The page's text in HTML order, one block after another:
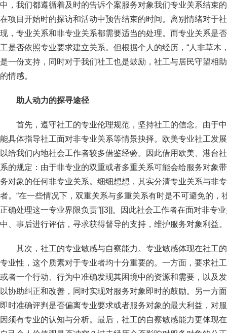
中，我们都遵循着及时的告诉个案服务对象我们专业关系结束
在项目开始时的探访和活动中预告结束的时间。离别情绪对于
现，专业关系和非专业关系都需要适当的处理。而专业关系是
工是否依照专业要求建立关系。但根据个人的经历，“人非草木
是一份支持，同时对于我们社工也是鼓励，社工与居民守望相
的情感。
助人动力的探寻途径
首先，遵守社工的专业伦理规范，坚持社工的信念。由于
能具体指导社工面对非专业关系等情景抉择。欧美专业社工发
以给我们内地社会工作者较多借鉴经验。因此借用欧美、港台
系的规定：由于非专业的双重或者多重关系可能会给服务对象
务对象的任何非专业关系。细细想想，其实分清专业关系与非
者。“在一些情况下，双重关系与多重关系有时是不可避免的，
正确处理这一专业界限负责”[[3]]。因此社会工作者在面对非专
中、事后进行评估，寻求获得督导的支持，维护服务对象利益。
其次，社工的专业敏感与自察能力。专业敏感体现在社工
专业性，这个质素对于专业者均十分重要的。一方面，要求社
或者一个行动、行为中准确发现其困境中的资源和需要，以及
以协助纠正和改善，同时实现对服务对象即时的鼓励。另一方
即时准确评判是否偏离专业要求或者服务对象的最大利益，对
因须有专业的认知与分析。最后，社工的自察敏感能力更体现